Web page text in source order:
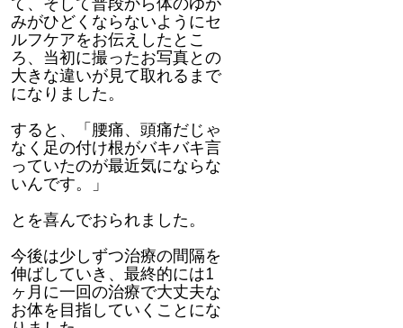
みがひどくならないようにセ
ルフケアをお伝えしたとこ
ろ、当初に撮ったお写真との
大きな違いが見て取れるまで
になりました。
すると、「腰痛、頭痛だじゃ
なく足の付け根がバキバキ言
っていたのが最近気にならな
いんです。」
とを喜んでおられました。
今後は少しずつ治療の間隔を
伸ばしていき、最終的には1
ヶ月に一回の治療で大丈夫な
お体を目指していくことにな